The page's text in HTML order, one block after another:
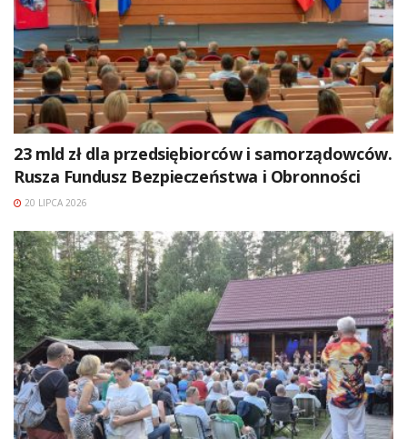
23 mld zł dla przedsiębiorców i samorządowców.
Rusza Fundusz Bezpieczeństwa i Obronności
20 LIPCA 2026